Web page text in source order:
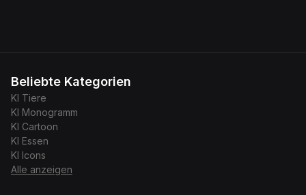
Beliebte Kategorien
KI Tiere
KI Monogramm
KI Cartoon
KI Essen
KI
Icons
Alle anzeigen